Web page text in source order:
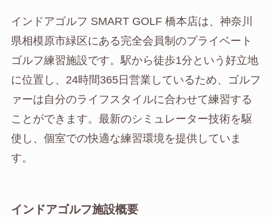
インドアゴルフ SMART GOLF 橋本店は、神奈川
県相模原市緑区にある完全会員制のプライベート
ゴルフ練習施設です。駅から徒歩1分という好立地
に位置し、24時間365日営業しているため、ゴルフ
ァーは自分のライフスタイルに合わせて練習する
ことができます。最新のシミュレーター技術を駆
使し、個室での快適な練習環境を提供していま
す。
インドアゴルフ施設概要